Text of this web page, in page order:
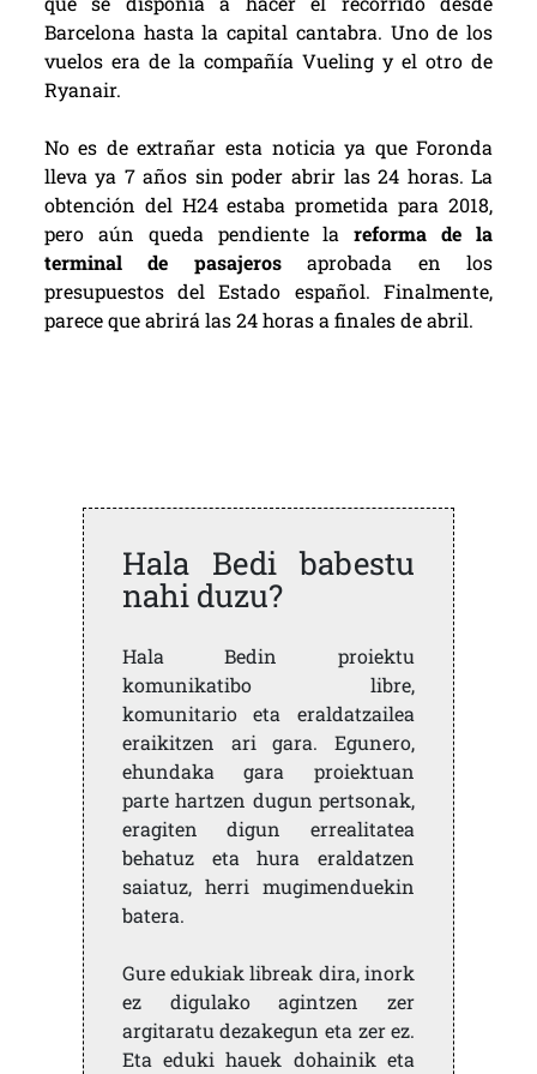
Barcelona hasta la capital cantabra. Uno de los
vuelos era de la compañía Vueling y el otro de
Ryanair.
No es de extrañar esta noticia ya que Foronda
lleva ya 7 años sin poder abrir las 24 horas. La
obtención del H24 estaba prometida para 2018,
pero aún queda pendiente lareforma de la
terminal de pasajerosaprobada en los
presupuestos del Estado español. Finalmente,
parece que abrirá las 24 horas a finales de abril.
Hala Bedi babestu
nahi duzu?
Hala Bedin proiektu
komunikatibo libre,
komunitario eta eraldatzailea
eraikitzen ari gara. Egunero,
ehundaka gara proiektuan
parte hartzen dugun pertsonak,
eragiten digun errealitatea
behatuz eta hura eraldatzen
saiatuz, herri mugimenduekin
batera.
Gure edukiak libreak dira, inork
ez digulako agintzen zer
argitaratu dezakegun eta zer ez.
Eta eduki hauek dohainik eta